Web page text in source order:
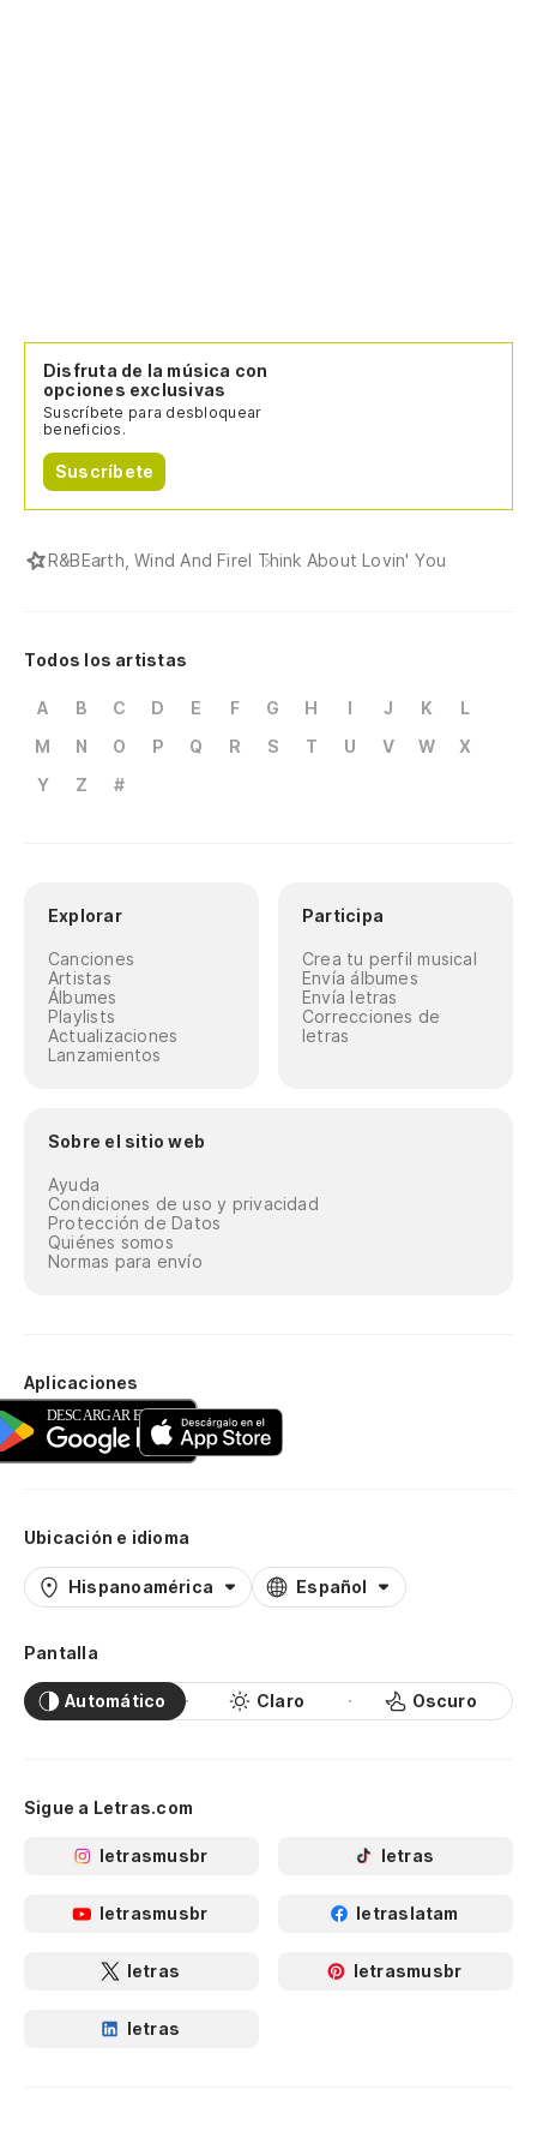
Disfruta de la música con
opciones exclusivas
Suscríbete para desbloquear
beneficios.
Suscríbete
R&BEarth, Wind And FireI Think About Lovin' You
Todos los artistas
A B C D E F G H I J K
L
M
N O P Q R S T U V W
X
Y
Z #
Explorar
Canciones
Artistas
Álbumes
Playlists
Actualizaciones
Lanzamientos
Participa
Crea tu perfil musical
Envía álbumes
Envía letras
Correcciones de
letras
Sobre el sitio web
Ayuda
Condiciones de uso y privacidad
Protección de Datos
Quiénes somos
Normas para envío
Aplicaciones
Ubicación e idioma
Hispanoamérica Español
Pantalla
Automático Claro Oscuro
Sigue a Letras.com
letrasmusbr letras
letrasmusbr letraslatam
letras letrasmusbr
letras